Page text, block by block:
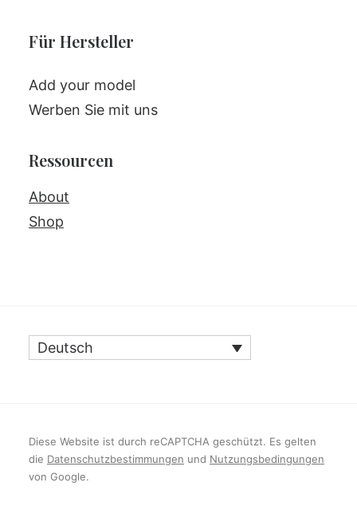
Für Hersteller
Add your model
Werben Sie mit uns
Ressourcen
About
Shop
Deutsch
Diese Website ist durch reCAPTCHA geschützt. Es gelten
die Datenschutzbestimmungen und Nutzungsbedingungen
von Google.